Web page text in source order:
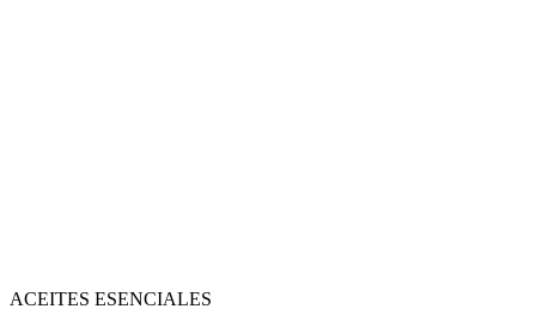
ACEITES ESENCIALES